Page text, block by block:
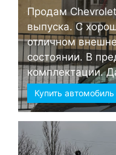
Продам
выпуска. С
отличном
состоянии. В
комплектации.
Купить автомобиль